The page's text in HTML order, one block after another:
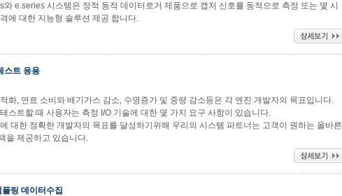
와 e.series 시스템은 정적 동적 데이터로거 제품으로 캡처 신호를 동적으로 측정 또는 몇 시
에 대한 지능형 솔루션 제공 합니다.
스트 응용
화, 연료 소비와 배기가스 감소, 수명증가 및 중량 감소등은 각 엔진 개발자의 목표입니다.
스트할 때 사용자는 측정 I/O 기술에 대한 몇 가지 요구 사항이 있습니다.
대한 정확한 개발자의 목표를 달성하기위해 우리의 시스템 파트너는 고객이 원하는 올바른
을 제공하고 있습니다.
링 데이터수집